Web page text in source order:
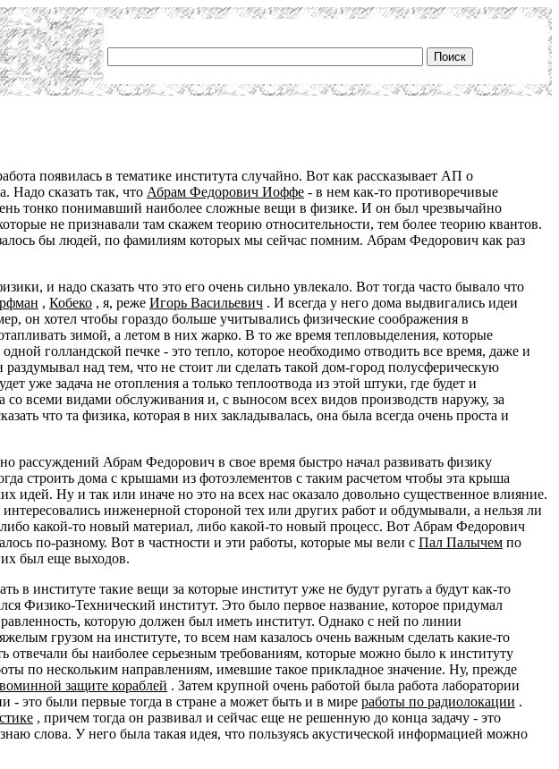
появилась в тематике института случайно. Вот как рассказывает АП о
Надо сказать так, что Абрам Федорович Иоффе - в нем как-то противоречивые
тонко понимавший наиболее сложные вещи в физике. И он был чрезвычайно
не признавали там скажем теорию относительности, тем более теорию квантов.
бы людей, по фамилиям которых мы сейчас помним. Абрам Федорович как раз
и надо сказать что это его очень сильно увлекало. Вот тогда часто бывало что
, Кобеко , я, реже Игорь Васильевич . И всегда у него дома выдвигались идеи
он хотел чтобы гораздо больше учитывались физические соображения в
зимой, а летом в них жарко. В то же время тепловыделения, которые
голландской печке - это тепло, которое необходимо отводить все время, даже и
над тем, что не стоит ли сделать такой дом-город полусферическую
уже задача не отопления а только теплоотвода из этой штуки, где будет и
всеми видами обслуживания и, с выносом всех видов производств наружу, за
что та физика, которая в них закладывалась, она была всегда очень проста и
рассуждений Абрам Федорович в свое время быстро начал развивать физику
строить дома с крышами из фотоэлементов с таким расчетом чтобы эта крыша
Ну и так или иначе но это на всех нас оказало довольно существенное влияние.
инженерной стороной тех или других работ и обдумывали, а нельзя ли
какой-то новый материал, либо какой-то новый процесс. Вот Абрам Федорович
по-разному. Вот в частности и эти работы, которые мы вели с Пал Палычем по
был еще выходов.
институте такие вещи за которые институт уже не будут ругать а будут как-то
Физико-Технический институт. Это было первое название, которое придумал
которую должен был иметь институт. Однако с ней по линии
грузом на институте, то всем нам казалось очень важным сделать какие-то
отвечали бы наиболее серьезным требованиям, которые можно было к институту
по нескольким направлениям, имевшие такое прикладное значение. Ну, прежде
защите кораблей . Затем крупной очень работой была работа лаборатории
- это были первые тогда в стране а может быть и в мире работы по радиолокации .
, причем тогда он развивал и сейчас еще не решенную до конца задачу - это
слова. У него была такая идея, что пользуясь акустической информацией можно